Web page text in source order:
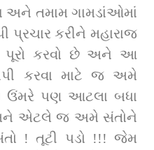
અને તમામ ગામડાંઓમાં
પ્રચાર કરીને મહારાજ
પૂરો કરવો છે અને આ
કરવા માટે જ અમે
ઉંમરે પણ આટલા બધા
અને એટલે જ અમે સંતોને
! તૂટી પડો !!! જેમ